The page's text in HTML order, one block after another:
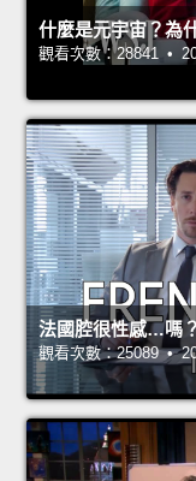
什麼是元宇宙？為
觀看次數：28841 •
法國腔很性感…嗎？
觀看次數：25089 •